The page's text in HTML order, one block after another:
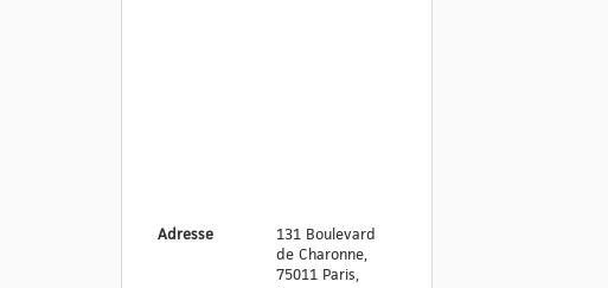
Adresse
131 Boulevard
de Charonne,
75011 Paris,